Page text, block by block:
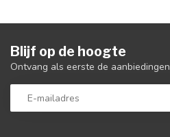
Blijf op de hoogte
Ontvang als eerste de aanbiedingen